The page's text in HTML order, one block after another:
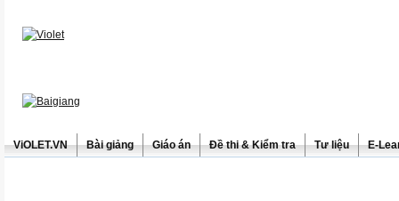
ViOLET.VN Bài giảng Giáo án Đề thi & Kiểm tra Tư liệu E-